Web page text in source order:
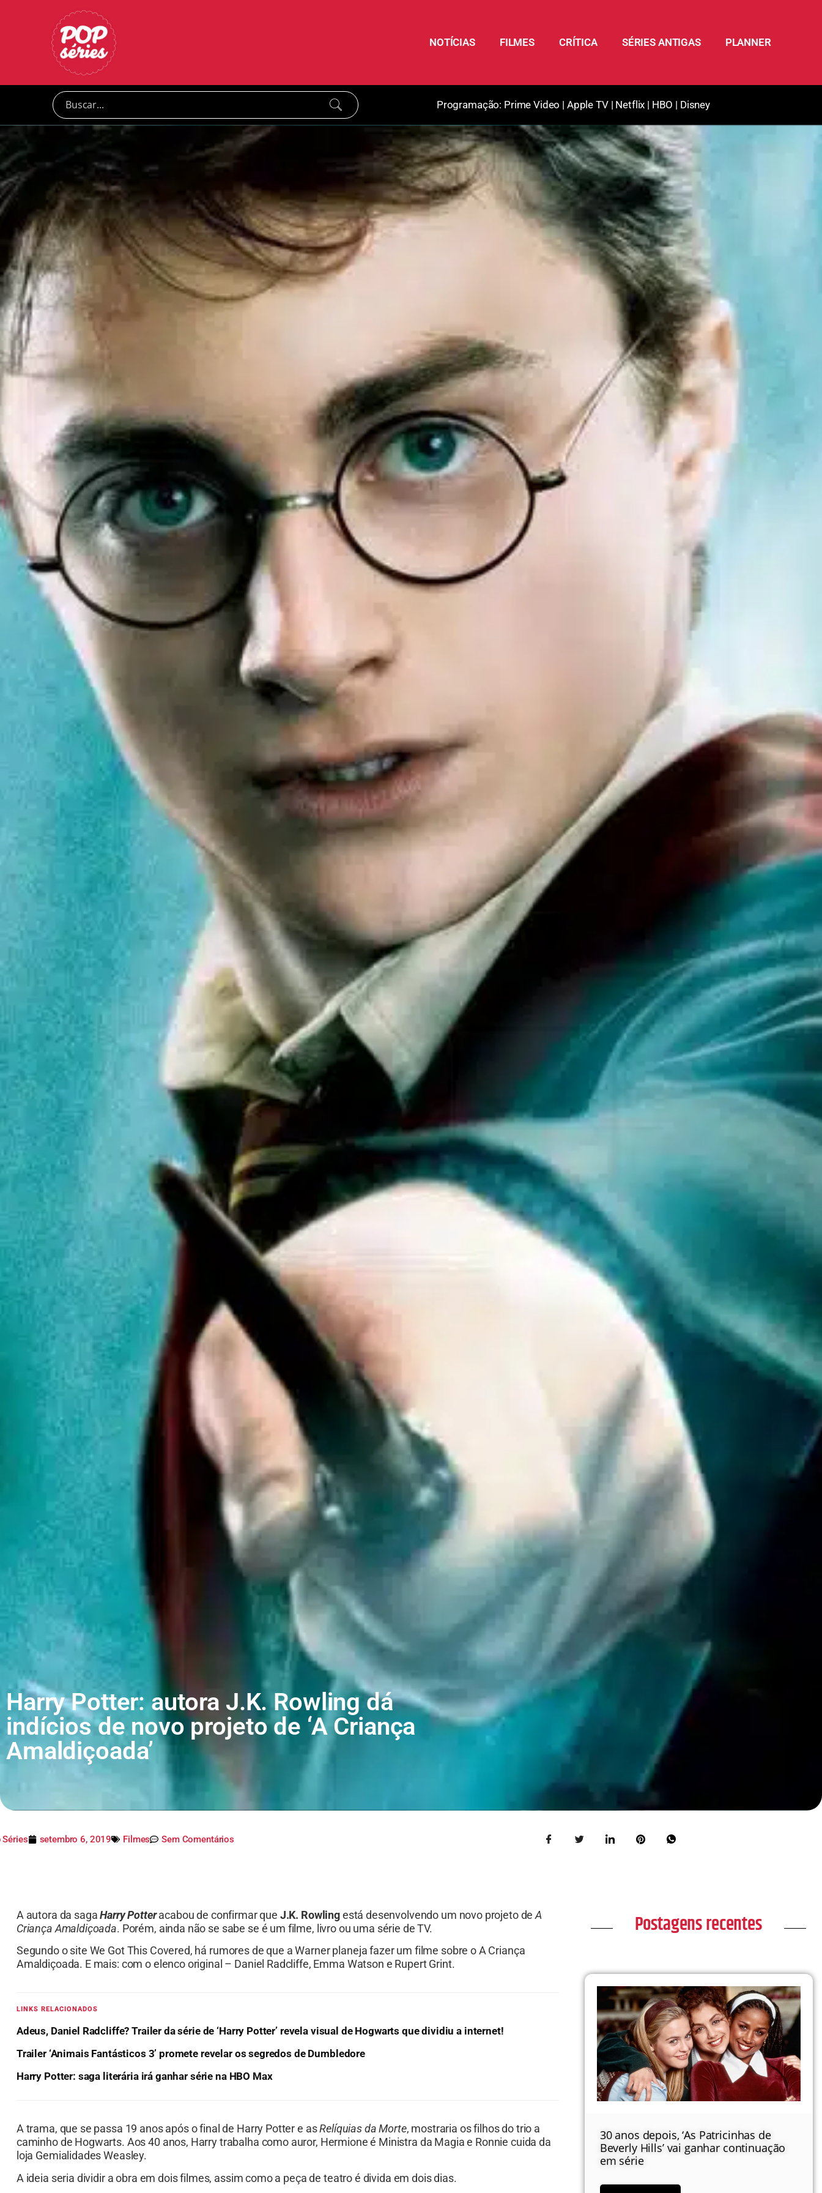
NOTÍCIAS FILMES CRÍTICA SÉRIES ANTIGAS PLANNER
Programação: Prime Video | Apple TV| Netflix | HBO | Disney
Harry Potter: autora J.K. Rowling dá
indícios de novo projeto de ‘A Criança
Amaldiçoada’
Séries setembro 6, 2019 Filmes Sem Comentários
A autora da sagaHarry Potteracabou de confirmar que J.K. Rowlingestá desenvolvendo um novo projeto de A
Criança Amaldiçoada. Porém, ainda não se sabe se é um filme, livro ou uma série de TV.
Segundo o site We Got This Covered, há rumores de que a Warner planeja fazer um filme sobre o A Criança
Amaldiçoada. E mais: com o elenco original – Daniel Radcliffe, Emma Watson e Rupert Grint.
LINKS RELACIONADOS
Adeus, Daniel Radcliffe? Trailer da série de ‘Harry Potter’ revela visual de Hogwarts que dividiu a internet!
Trailer ‘Animais Fantásticos 3’ promete revelar os segredos de Dumbledore
Harry Potter: saga literária irá ganhar série na HBO Max
A trama, que se passa 19 anos após o final de Harry Potter e asRelíquias da Morte, mostraria os filhos do trio a
caminho de Hogwarts. Aos 40 anos, Harry trabalha como auror, Hermione é Ministra da Magia e Ronnie cuida da
loja Gemialidades Weasley.
A ideia seria dividir a obra em dois filmes, assim como a peça de teatro é divida em dois dias.
Postagens recentes
30 anos depois, ‘As Patricinhas de
Beverly Hills’ vai ganhar continuação
em série